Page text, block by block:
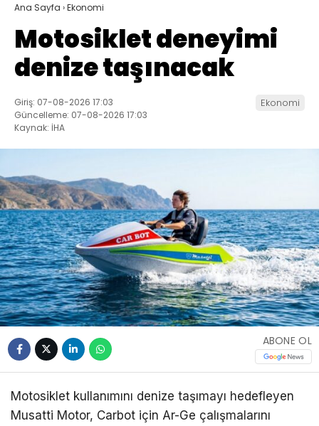
Ana Sayfa ›Ekonomi
Motosiklet deneyimi
denize taşınacak
Giriş: 07-08-2026 17:03
Güncelleme: 07-08-2026 17:03
Kaynak: İHA
Ekonomi
ABONE OL
Motosiklet kullanımını denize taşımayı hedefleyen
Musatti Motor, Carbot için Ar-Ge çalışmalarını